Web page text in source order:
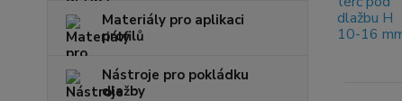
Materiály pro aplikaci
profilů
Nástroje pro pokládku
dlažby